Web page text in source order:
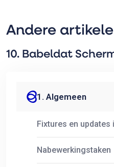
Andere
10. Babeldat
1. Algemeen
Fixtures en updates
Nabewerkingstaken